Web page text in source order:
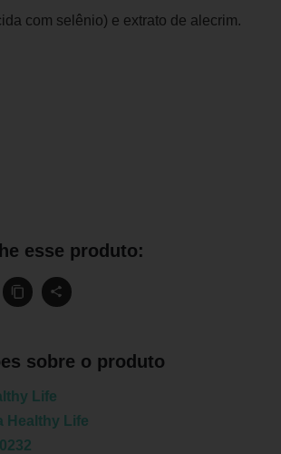
com selênio) e extrato de alecrim.
esse produto:
sobre o produto
Life
Healthy Life